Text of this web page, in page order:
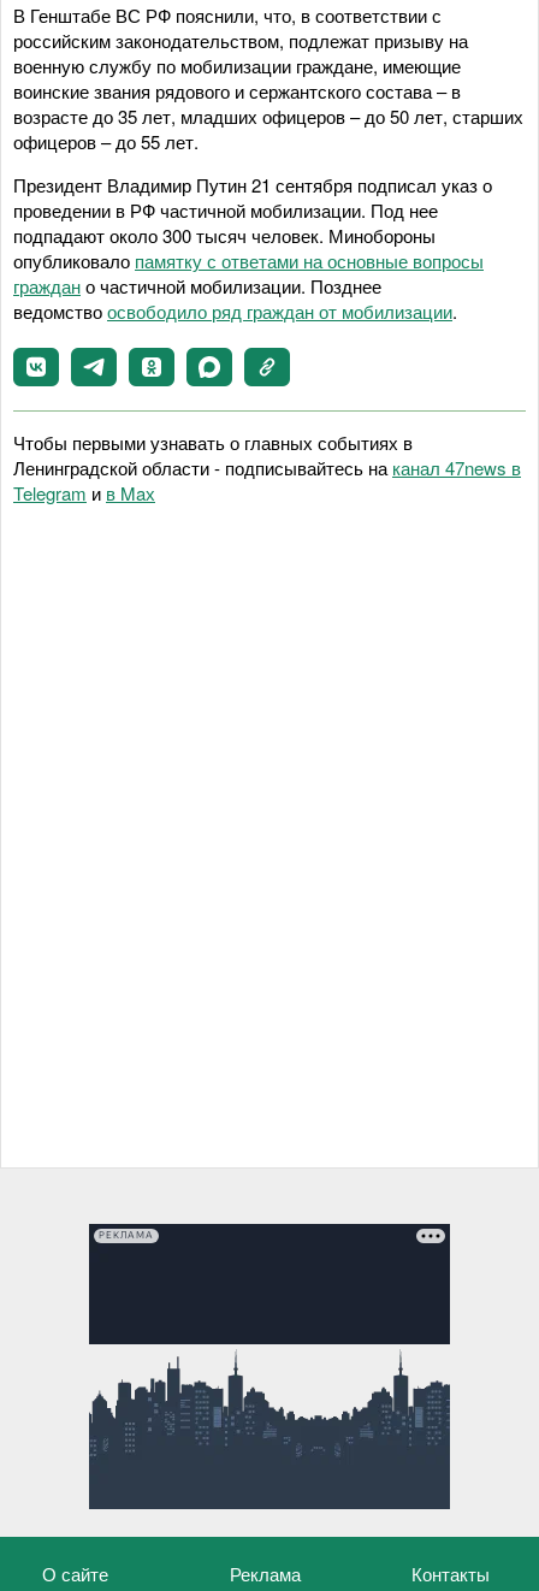
В Генштабе ВС РФ пояснили, что, в соответствии с
российским законодательством, подлежат призыву на
военную службу по мобилизации граждане, имеющие
воинские звания рядового и сержантского состава – в
возрасте до 35 лет, младших офицеров – до 50 лет, старших
офицеров – до 55 лет.
Президент Владимир Путин 21 сентября подписал указ о
проведении в РФ частичной мобилизации. Под нее
подпадают около 300 тысяч человек. Минобороны
опубликовало памятку с ответами на основные вопросы
граждано частичной мобилизации. Позднее
ведомствоосвободило ряд граждан от мобилизации.
Чтобы первыми узнавать о главных событиях в
Ленинградской области - подписывайтесь на канал 47news в
Telegram и в Maх
РЕКЛАМА
О сайте Реклама Контакты